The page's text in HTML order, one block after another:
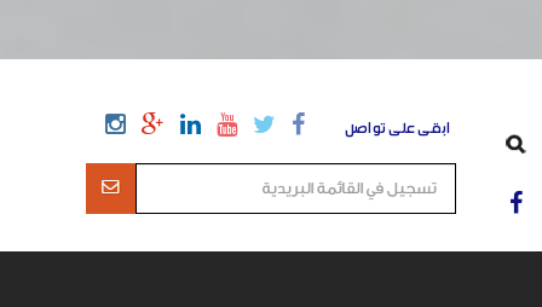
ابقى على تواصل